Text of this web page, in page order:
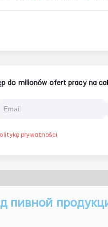
do milionów ofert pracy na
prywatności
пивной